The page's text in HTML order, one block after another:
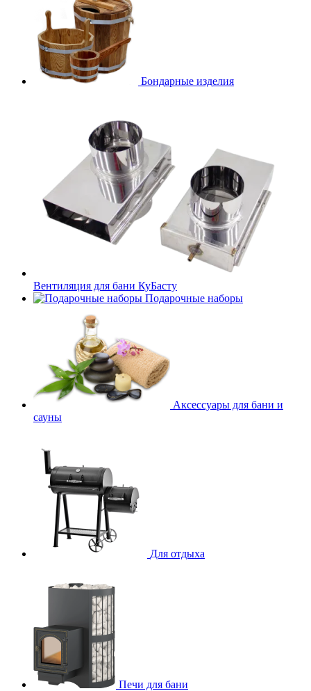
Бондарные изделия
Вентиляция для бани КуБасту
Подарочные наборы
Аксессуары для бани и
сауны
Для отдыха
Печи для бани